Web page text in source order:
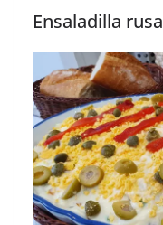
Ensaladilla rusa